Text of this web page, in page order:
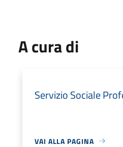
A cura di
Servizio Sociale
VAI ALLA PAGINA